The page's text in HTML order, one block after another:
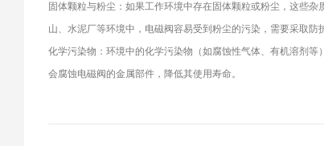
固体颗粒与粉尘：如果工作环境中存在固体颗粒或粉尘，这些
山、水泥厂等环境中，电磁阀容易受到粉尘的污染，需要采取防
化学污染物：环境中的化学污染物（如腐蚀性气体、有机溶剂
会腐蚀电磁阀的金属部件，降低其使用寿命。